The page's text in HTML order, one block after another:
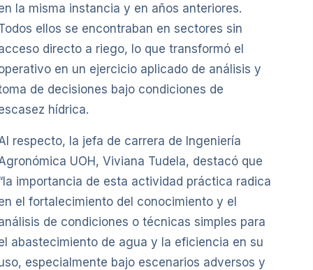
la misma instancia y en años anteriores.
ellos se encontraban en sectores sin
directo a riego, lo que transformó el
en un ejercicio aplicado de análisis y
de decisiones bajo condiciones de
hídrica.
respecto, la jefa de carrera de Ingeniería
UOH, Viviana Tudela, destacó que
importancia de esta actividad práctica radica
el fortalecimiento del conocimiento y el
de condiciones o técnicas simples para
abastecimiento de agua y la eficiencia en su
especialmente bajo escenarios adversos y